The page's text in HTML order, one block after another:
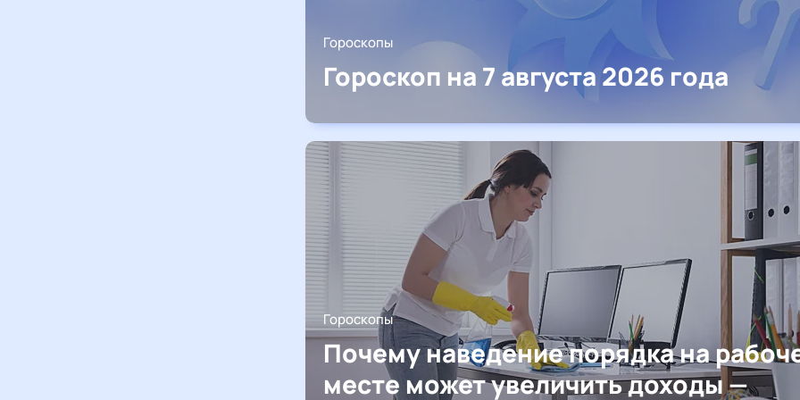
Гороскопы
Гороскоп на 7 августа 2026 года
Гороскопы
Почему наведение порядка на
месте может увеличить доходы —